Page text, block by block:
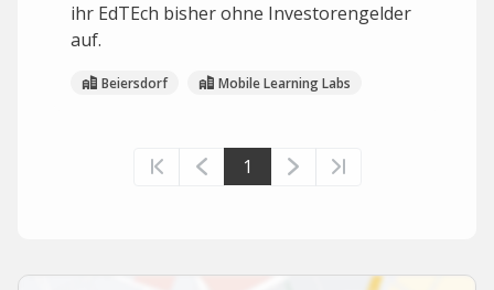
ihr EdTEch bisher ohne Investorengelder
auf.
Beiersdorf Mobile Learning Labs
1